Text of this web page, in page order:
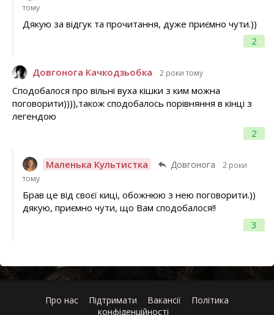
тому
2
Дякую за відгук та прочитання, дуже приємно чути.))
Довгонога Качкодзьобка 2 роки тому
2
Сподобалося про вільні вуха кішки з ким можна
поговорити)))),також сподобалось порівняння в кінці з
легендою
Маленька Культистка Довгонога
2 роки
тому
3
Брав це від своєї киці, обожнюю з нею поговорити.))
дякую, приємно чути, що Вам сподобалося!!
Про нас Підтримати Вакансії
Політика
конфіденційності